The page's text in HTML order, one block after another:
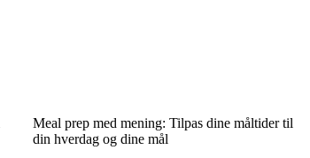
Meal prep med mening: Tilpas dine måltider til
din hverdag og dine mål